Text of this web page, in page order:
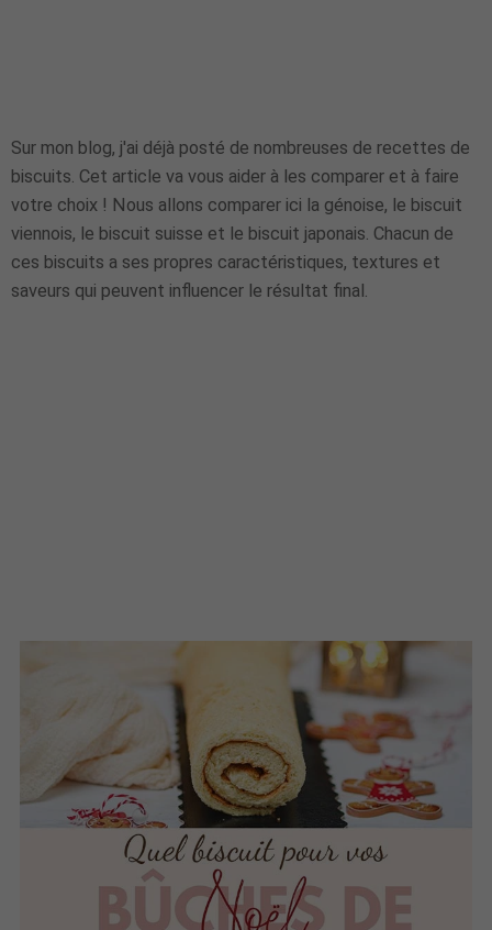
Sur mon blog, j'ai déjà posté de nombreuses de recettes de
biscuits. Cet article va vous aider à les comparer et à faire
votre choix ! Nous allons comparer ici la génoise, le biscuit
viennois, le biscuit suisse et le biscuit japonais. Chacun de
ces biscuits a ses propres caractéristiques, textures et
saveurs qui peuvent influencer le résultat final.